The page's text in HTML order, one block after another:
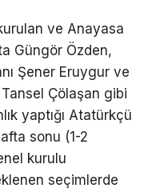
ve Anayasa
Güngör Özden,
Şener Eruygur ve
Çölaşan gibi
yaptığı Atatürkçü
sonu (1-2
kurulu
seçimlerde